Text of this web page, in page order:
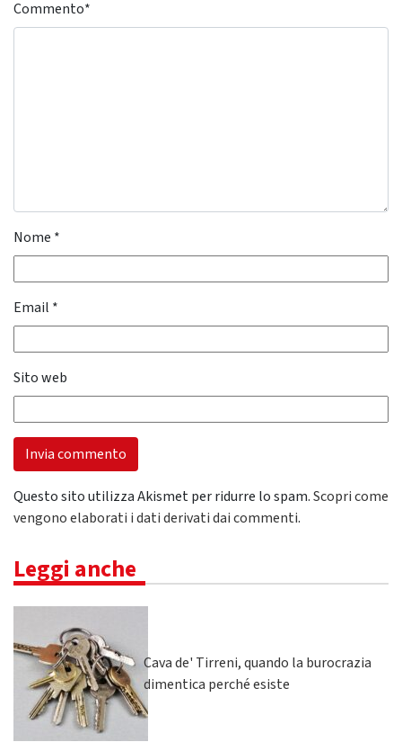
Commento*
Nome *
Email *
Sito web
Questo sito utilizza Akismet per ridurre lo spam.Scopri come
vengono elaborati i dati derivati dai commenti.
Leggi anche
Cava de' Tirreni, quando la burocrazia
dimentica perché esiste